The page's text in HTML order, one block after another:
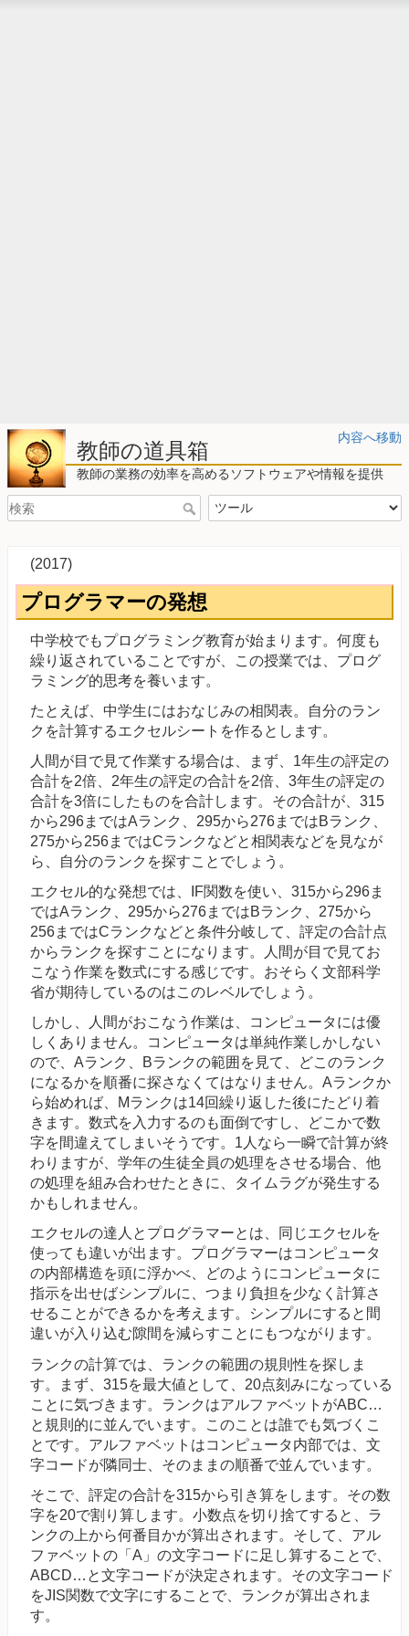
内容へ移動
教師の道具箱
教師の業務の効率を高めるソフトウェアや情報を提供
(2017)
プログラマーの発想
中学校でもプログラミング教育が始まります。何度も
繰り返されていることですが、この授業では、プログ
ラミング的思考を養います。
たとえば、中学生にはおなじみの相関表。自分のラン
クを計算するエクセルシートを作るとします。
人間が目で見て作業する場合は、まず、1年生の評定の
合計を2倍、2年生の評定の合計を2倍、3年生の評定の
合計を3倍にしたものを合計します。その合計が、315
から296まではAランク、295から276まではBランク、
275から256まではCランクなどと相関表などを見なが
ら、自分のランクを探すことでしょう。
エクセル的な発想では、IF関数を使い、315から296ま
ではAランク、295から276まではBランク、275から
256まではCランクなどと条件分岐して、評定の合計点
からランクを探すことになります。人間が目で見てお
こなう作業を数式にする感じです。おそらく文部科学
省が期待しているのはこのレベルでしょう。
しかし、人間がおこなう作業は、コンピュータには優
しくありません。コンピュータは単純作業しかしない
ので、Aランク、Bランクの範囲を見て、どこのランク
になるかを順番に探さなくてはなりません。Aランクか
ら始めれば、Mランクは14回繰り返した後にたどり着
きます。数式を入力するのも面倒ですし、どこかで数
字を間違えてしまいそうです。1人なら一瞬で計算が終
わりますが、学年の生徒全員の処理をさせる場合、他
の処理を組み合わせたときに、タイムラグが発生する
かもしれません。
エクセルの達人とプログラマーとは、同じエクセルを
使っても違いが出ます。プログラマーはコンピュータ
の内部構造を頭に浮かべ、どのようにコンピュータに
指示を出せばシンプルに、つまり負担を少なく計算さ
せることができるかを考えます。シンプルにすると間
違いが入り込む隙間を減らすことにもつながります。
ランクの計算では、ランクの範囲の規則性を探しま
す。まず、315を最大値として、20点刻みになっている
ことに気づきます。ランクはアルファベットがABC…
と規則的に並んでいます。このことは誰でも気づくこ
とです。アルファベットはコンピュータ内部では、文
字コードが隣同士、そのままの順番で並んでいます。
そこで、評定の合計を315から引き算をします。その数
字を20で割り算します。小数点を切り捨てすると、ラ
ンクの上から何番目かが算出されます。そして、アル
ファベットの「A」の文字コードに足し算することで、
ABCD…と文字コードが決定されます。その文字コード
をJIS関数で文字にすることで、ランクが算出されま
す。